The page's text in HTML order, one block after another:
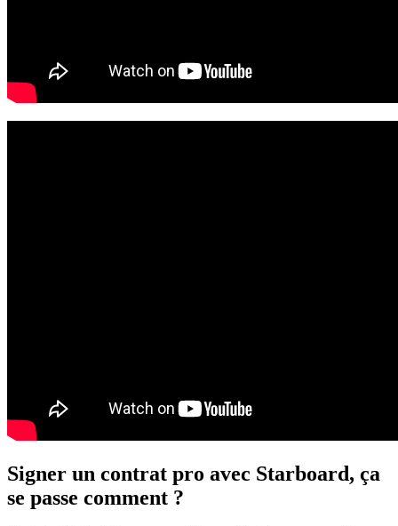
Signer un contrat pro avec Starboard, ça
se passe comment ?